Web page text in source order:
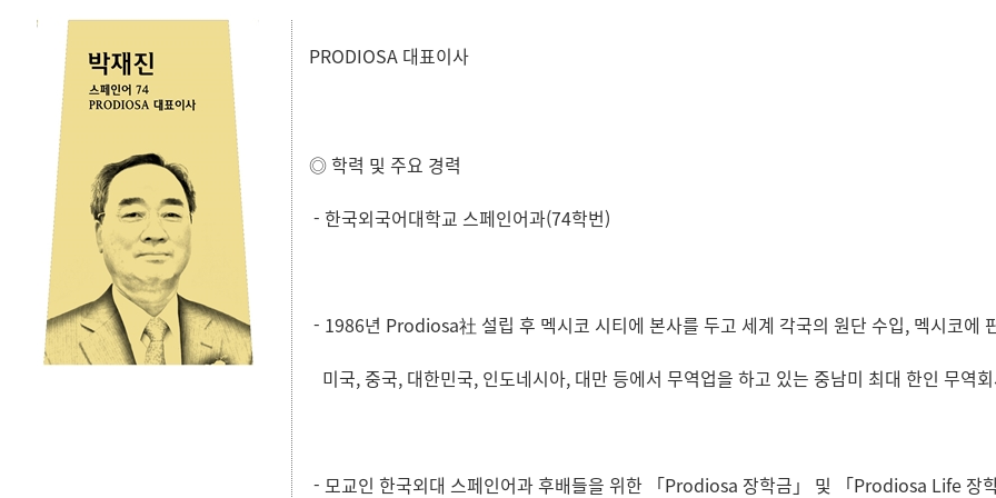
PRODIOSA 대표이사
◎ 학력 및 주요 경력
- 한국외국어대학교 스페인어과(74학번)
- 1986년 Prodiosa社 설립 후 멕시코 시티에 본사를 두고 세계 각국의 원단 수입, 멕시코에
미국, 중국, 대한민국, 인도네시아, 대만 등에서 무역업을 하고 있는 중남미 최대 한인 무역
- 모교인 한국외대 스페인어과 후배들을 위한 「Prodiosa 장학금」 및 「Prodiosa Life 장